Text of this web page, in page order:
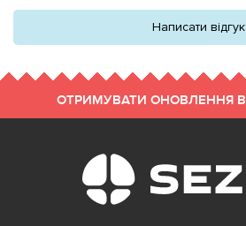
Написати відгук
ОТРИМУВАТИ ОНОВЛЕННЯ В